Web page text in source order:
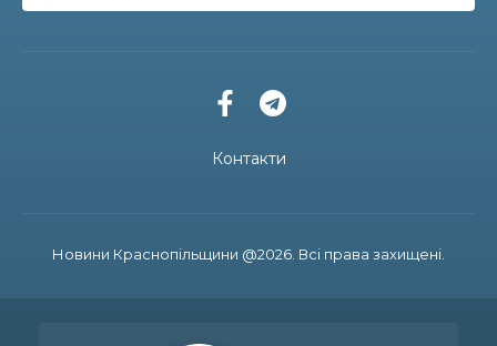
13:48
На щиті повернувся 39-річний прикордонник
На Сумщині розширено мережу мовлення
військового радіо «Армія FM»
Золотий фонд Краснопілля: випускниця ліцею
Новини Краснопільщини @2026. Всі права захищені.
Контакти